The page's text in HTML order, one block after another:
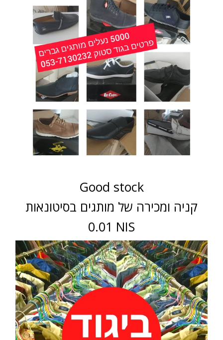
Good stock
קניה ומכירה של מותגים בסיטונאות
0.01 NIS